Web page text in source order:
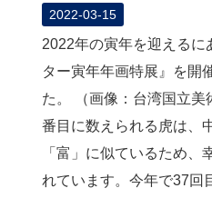
2022-03-15
2022年の寅年を迎えるに
ター寅年年画特展』を開
た。 （画像：台湾国立美
番目に数えられる虎は、
「富」に似ているため、
れています。今年で37回